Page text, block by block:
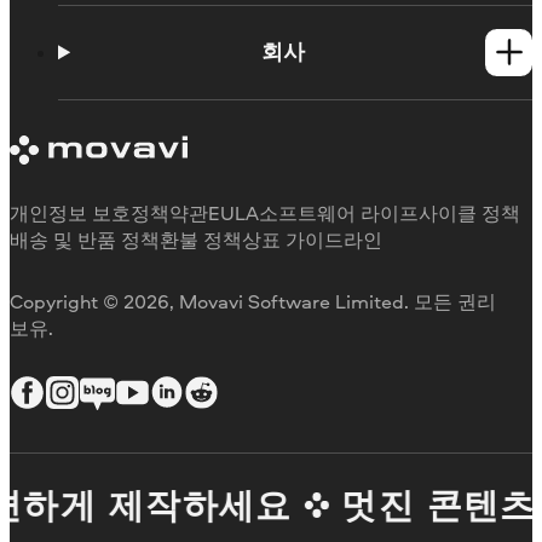
학습 포털
체험판 제한 사항
환불
회사
후기
Movavi를 선택하는 이유
업무용
Copyright © 2026, Movavi Software Limited. 모든 권리
보유.
개인정보 보호정책약관EULA소프트웨어 라이프사이클 정책
배송 및 반품 정책환불 정책상표 가이드라인
게 제작하세요 멋진 콘텐츠